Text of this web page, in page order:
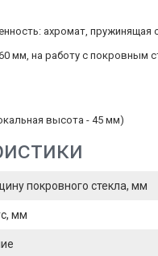
ахромат, пружинящая
мм, на работу с покровным
высота - 45 мм)
покровного стекла, мм
мм